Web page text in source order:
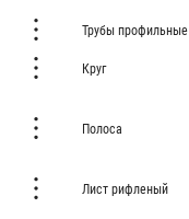
Трубы профильные
Круг
Полоса
Лист рифленый